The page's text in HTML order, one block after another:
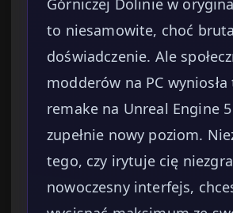
to niesamowite, choć
doświadczenie. Ale
modderów na PC wyniosła
remake na Unreal Engine
zupełnie nowy poziom.
tego, czy irytuje cię
nowoczesny interfejs,